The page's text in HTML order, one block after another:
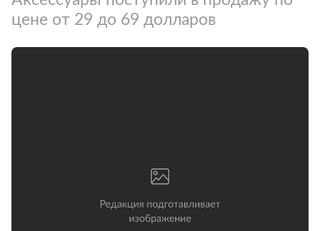
цене от 29 до 69 долларов